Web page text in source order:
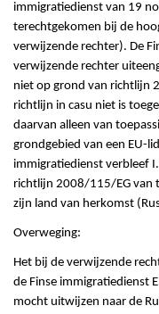
immigratiedienst van 19
terechtgekomen bij de
verwijzende rechter). De
verwijzende rechter
niet op grond van richtlijn
richtlijn in casu niet is
daarvan alleen van
grondgebied van een EU-
immigratiedienst verbleef
richtlijn 2008/115/EG van
zijn land van herkomst
Overweging:
Het bij de verwijzende
de Finse immigratiedienst
mocht uitwijzen naar de